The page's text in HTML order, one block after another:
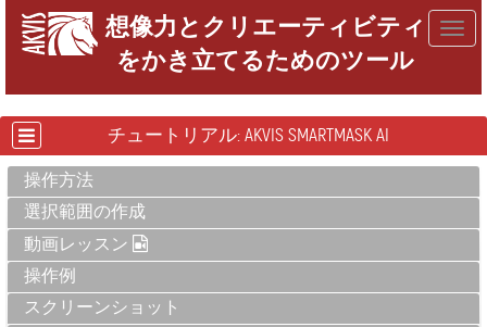
想像力とクリエーティビティ
をかき立てるためのツール
チュートリアル: AKVIS SMARTMASK AI
操作方法
選択範囲の作成
動画レッスン
操作例
スクリーンショット